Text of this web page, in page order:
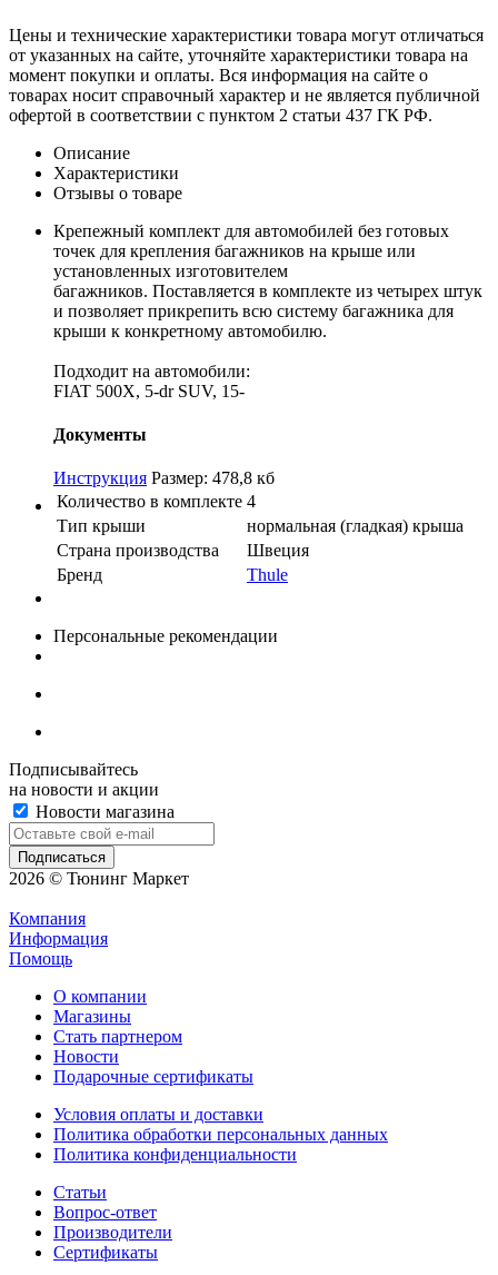
Цены и технические характеристики товара могут отличаться
от указанных на сайте, уточняйте характеристики товара на
момент покупки и оплаты. Вся информация на сайте о
товарах носит справочный характер и не является публичной
офертой в соответствии с пунктом 2 статьи 437 ГК РФ.
Описание
Характеристики
Отзывы о товаре
Крепежный комплект для автомобилей без готовых
точек для крепления багажников на крыше или
установленных изготовителем
багажников. Поставляется в комплекте из четырех штук
и позволяет прикрепить всю систему багажника для
крыши к конкретному автомобилю.
Подходит на автомобили:
FIAT 500X, 5-dr SUV, 15-
Документы
Инструкция Размер: 478,8 кб
Количество в комплекте 4
Тип крыши
нормальная (гладкая) крыша
Страна производства
Швеция
Бренд
Thule
Персональные рекомендации
Подписывайтесь
на новости и акции
Новости магазина
2026 © Тюнинг Маркет
Компания
Информация
Помощь
О компании
Магазины
Стать партнером
Новости
Подарочные сертификаты
Условия оплаты и доставки
Политика обработки персональных данных
Политика конфиденциальности
Статьи
Вопрос-ответ
Производители
Сертификаты